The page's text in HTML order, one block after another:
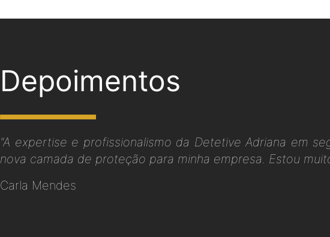
Depoimentos
"A expertise e profissionalismo da Detetive Adriana em
nova camada de proteção para minha empresa. Estou
Carla Mendes